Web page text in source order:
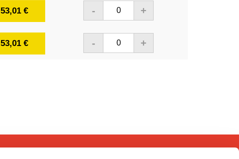
53,01 € - +
53,01 € - +